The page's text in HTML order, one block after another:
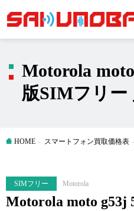
Motorola
版SIMフリー
HOME スマートフォン買取価格表
SIMフリー Motorola
Motorola moto g53j